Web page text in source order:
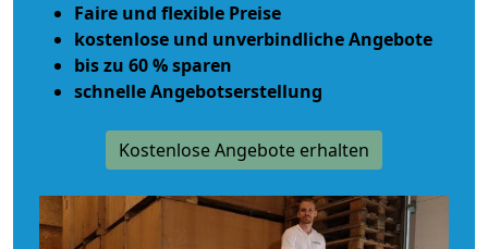
Faire und flexible Preise
kostenlose und unverbindliche Angebote
bis zu 60 % sparen
schnelle Angebotserstellung
Kostenlose Angebote erhalten